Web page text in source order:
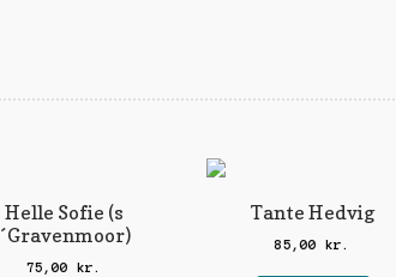
Helle Sofie (s
´Gravenmoor)
75,00 kr.
Tante Hedvig
85,00 kr.